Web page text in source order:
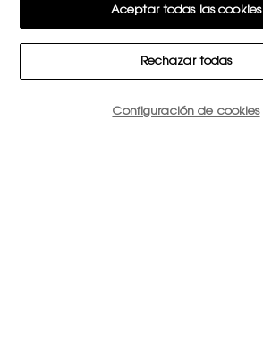
Configuración de cookies
Rechazar todas
Aceptar todas las cookies